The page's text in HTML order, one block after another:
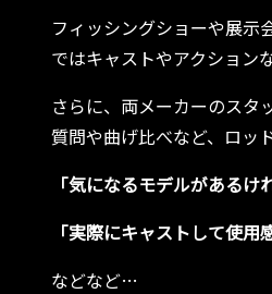
フィッシングショーや展示
ではキャストやアクション
さらに、両メーカーのスタ
質問や曲げ比べなど、ロッ
「気になるモデルがあるけ
「実際にキャストして使用
などなど…